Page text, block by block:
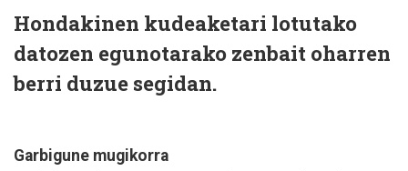
Hondakinen kudeaketari lotutako
datozen egunotarako zenbait oharren
berri duzue segidan.
Garbigune mugikorra